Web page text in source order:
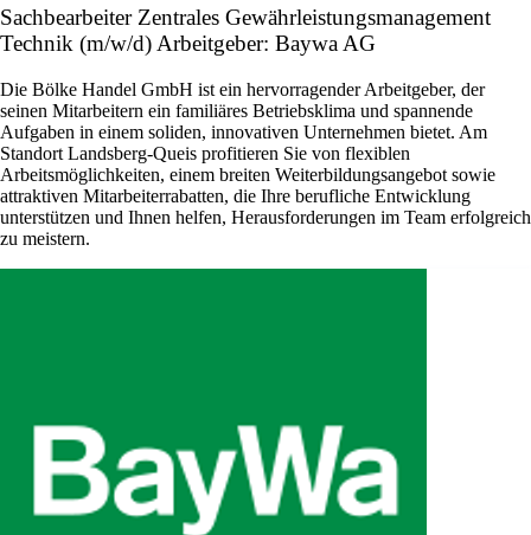
Sachbearbeiter Zentrales Gewährleistungsmanagement
Technik (m/w/d) Arbeitgeber: Baywa AG
Die Bölke Handel GmbH ist ein hervorragender Arbeitgeber, der
seinen Mitarbeitern ein familiäres Betriebsklima und spannende
Aufgaben in einem soliden, innovativen Unternehmen bietet. Am
Standort Landsberg-Queis profitieren Sie von flexiblen
Arbeitsmöglichkeiten, einem breiten Weiterbildungsangebot sowie
attraktiven Mitarbeiterrabatten, die Ihre berufliche Entwicklung
unterstützen und Ihnen helfen, Herausforderungen im Team erfolgreich
zu meistern.